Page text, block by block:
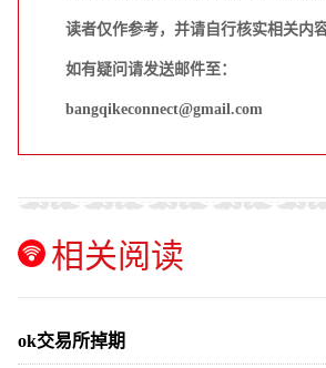
读者仅作参考，并请自行核实相关内容
如有疑问请发送邮件至：
bangqikeconnect@gmail.com
相关阅读
ok交易所掉期